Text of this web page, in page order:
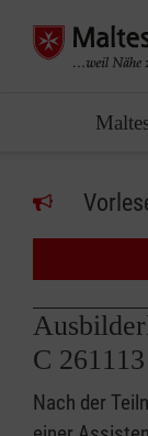
C
Nach der